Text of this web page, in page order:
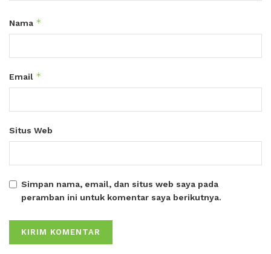
Nama *
Email *
Situs Web
Simpan nama, email, dan situs web saya pada
peramban ini untuk komentar saya berikutnya.